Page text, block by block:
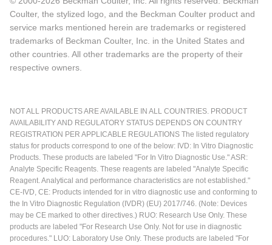
Coulter, the stylized logo, and the Beckman Coulter product and
service marks mentioned herein are trademarks or registered
trademarks of Beckman Coulter, Inc. in the United States and
other countries. All other trademarks are the property of their
respective owners.
NOT ALL PRODUCTS ARE AVAILABLE IN ALL COUNTRIES. PRODUCT
AVAILABILITY AND REGULATORY STATUS DEPENDS ON COUNTRY
REGISTRATION PER APPLICABLE REGULATIONS The listed regulatory
status for products correspond to one of the below: IVD: In Vitro Diagnostic
Products. These products are labeled "For In Vitro Diagnostic Use." ASR:
Analyte Specific Reagents. These reagents are labeled "Analyte Specific
Reagent. Analytical and performance characteristics are not established."
CE-IVD, CE: Products intended for in vitro diagnostic use and conforming to
the In Vitro Diagnostic Regulation (IVDR) (EU) 2017/746. (Note: Devices
may be CE marked to other directives.) RUO: Research Use Only. These
products are labeled "For Research Use Only. Not for use in diagnostic
procedures." LUO: Laboratory Use Only. These products are labeled "For